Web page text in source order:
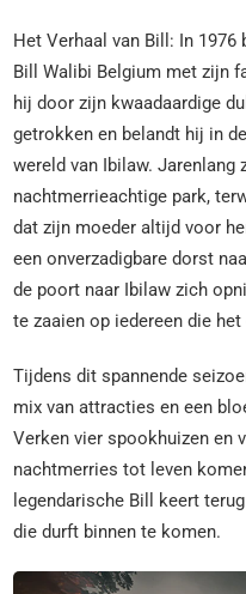
Het Verhaal van Bill: In 1976
Bill Walibi Belgium met zijn
hij door zijn kwaadaardige
getrokken en belandt hij in
wereld van Ibilaw.
nachtmerrieachtige park,
dat zijn moeder altijd voor
een onverzadigbare dorst
de poort naar Ibilaw zich
te zaaien op iedereen die
Tijdens dit spannende
mix van attracties en een
Verken vier spookhuizen en
nachtmerries tot leven
legendarische Bill keert
die durft binnen te komen.